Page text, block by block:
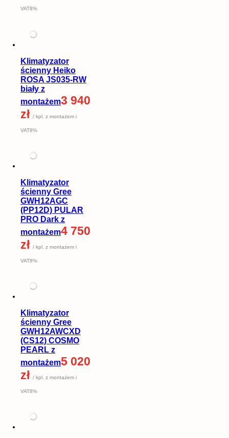
VAT8%
Klimatyzator
ścienny Heiko
ROSA JS035-RW
biały z
montażem3 940
zł / kpl. z montażem i
VAT8%
Klimatyzator
ścienny Gree
GWH12AGC
(PP12D) PULAR
PRO Dark z
montażem4 750
zł / kpl. z montażem i
VAT8%
Klimatyzator
ścienny Gree
GWH12AWCXD
(CS12) COSMO
PEARL z
montażem5 020
zł / kpl. z montażem i
VAT8%